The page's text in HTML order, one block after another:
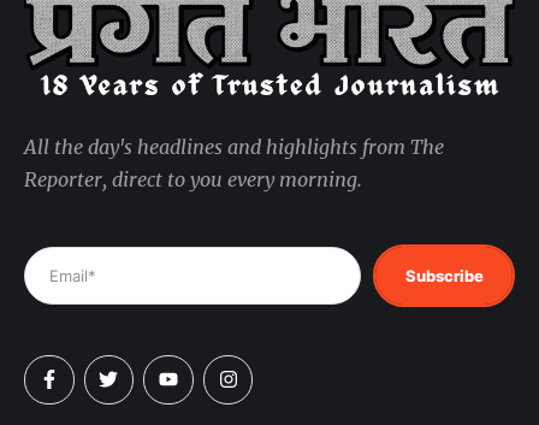
All the day's headlines and highlights from The
Reporter, direct to you every morning.
Subscribe